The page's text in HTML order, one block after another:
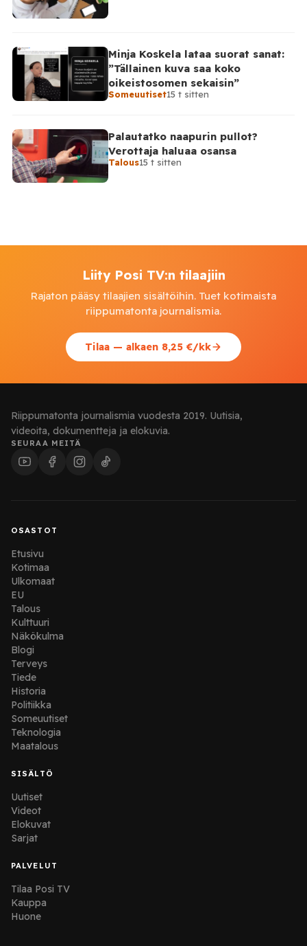
Minja Koskela lataa suorat sanat:
”Tällainen kuva saa koko
oikeistosomen sekaisin”
Someuutiset15 t sitten
Palautatko naapurin pullot?
Verottaja haluaa osansa
Talous15 t sitten
Liity Posi TV:n tilaajiin
Rajaton pääsy tilaajien sisältöihin. Tuet kotimaista
riippumatonta journalismia.
Tilaa — alkaen 8,25 €/kk
Riippumatonta journalismia vuodesta 2019. Uutisia,
videoita, dokumentteja ja elokuvia.
SEURAA MEITÄ
OSASTOT
Etusivu
Kotimaa
Ulkomaat
EU
Talous
Kulttuuri
Näkökulma
Blogi
Terveys
Tiede
Historia
Politiikka
Someuutiset
Teknologia
Maatalous
SISÄLTÖ
Uutiset
Videot
Elokuvat
Sarjat
PALVELUT
Tilaa Posi TV
Kauppa
Huone